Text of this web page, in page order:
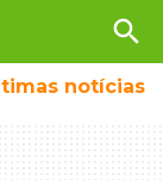
search
notícias